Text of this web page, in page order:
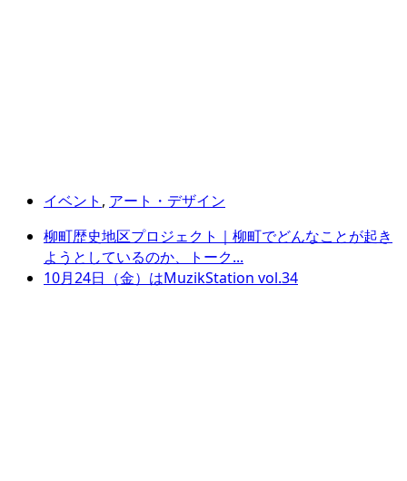
イベント , アート・デザイン
柳町歴史地区プロジェクト｜柳町でどんなことが起き
ようとしているのか、トーク...
10月24日（金）はMuzikStation vol.34